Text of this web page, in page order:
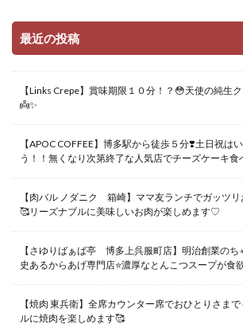
最近の投稿
【Links Crepe】賞味期限１０分！？😳天使の純生
👼✨
【APOC COFFEE】博多駅から徒歩５分❣️土日祝は
う！！無くなり次第終了な人気店でチーズケーキ食
【肉バル ノダニク 箱崎】ママ友ランチでガッツ
🥰リーズナブルに美味しいお肉が楽しめます♡
【さゆりばぁば亭 博多上呉服町店】明治創業のち
史あるからあげ専門店⭐️濃厚なとんこつスープが食
【焼肉 東兵衛】全席カウンター席でおひとりさま
ルに焼肉を楽しめます🥰